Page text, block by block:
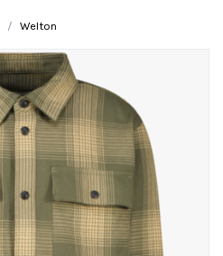
Welton